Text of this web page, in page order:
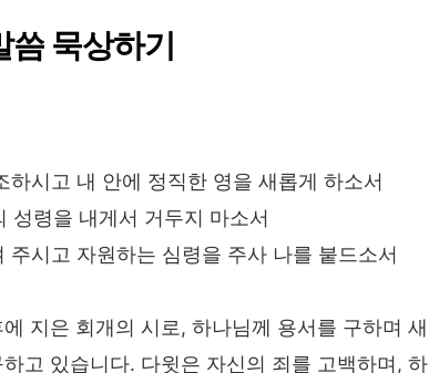
씀 묵상하기
시고 내 안에 정직한 영을 새롭게 하소서
성령을 내게서 거두지 마소서
시고 자원하는 심령을 주사 나를 붙드소서
지은 회개의 시로, 하나님께 용서를 구하며 새
고 있습니다. 다윗은 자신의 죄를 고백하며, 하